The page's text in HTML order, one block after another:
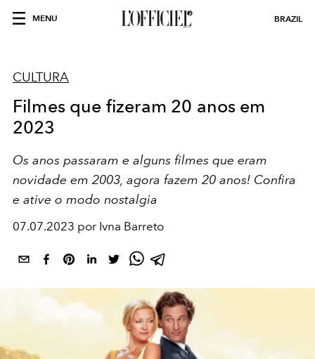
MENU BRAZIL
CULTURA
Filmes que fizeram 20 anos em
2023
Os anos passaram e alguns filmes que eram
novidade em 2003, agora fazem 20 anos! Confira
e ative o modo nostalgia
07.07.2023 por Ivna Barreto